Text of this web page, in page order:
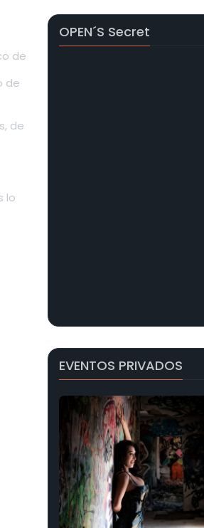
de
de
de
lo
OPEN´s Secret
EVENTOS PRIVADOS